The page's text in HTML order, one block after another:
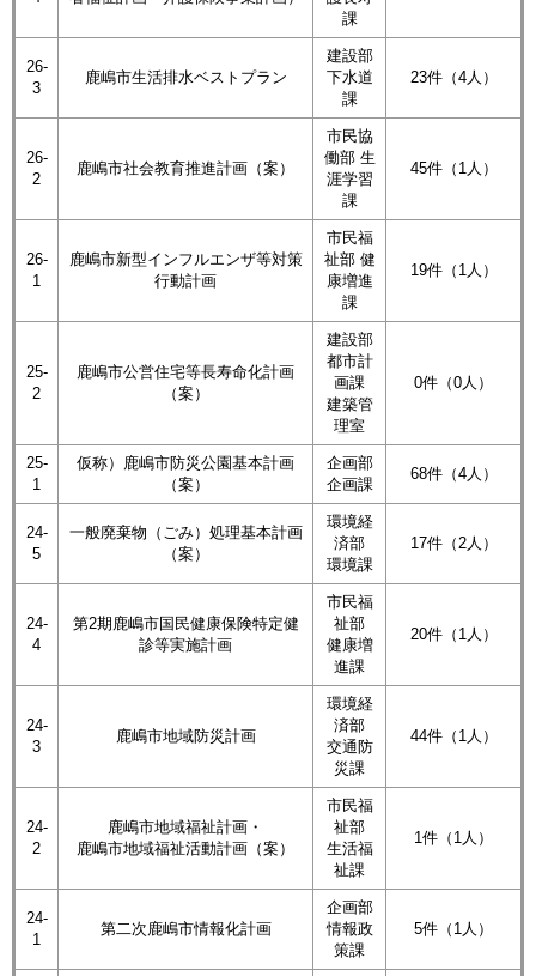
課
26-
3
鹿嶋市生活排水ベストプラン
建設部
下水道
課
23件（4人）
26-
2
鹿嶋市社会教育推進計画（案）
市民協
働部 生
涯学習
課
45件（1人）
26-
1
鹿嶋市新型インフルエンザ等対策
行動計画
市民福
祉部 健
康増進
課
19件（1人）
25-
2
鹿嶋市公営住宅等長寿命化計画
（案）
建設部
都市計
画課
建築管
理室
0件（0人）
25-
1
仮称）鹿嶋市防災公園基本計画
（案）
企画部
企画課
68件（4人）
24-
5
一般廃棄物（ごみ）処理基本計画
（案）
環境経
済部
環境課
17件（2人）
24-
4
第2期鹿嶋市国民健康保険特定健
診等実施計画
市民福
祉部
健康増
進課
20件（1人）
24-
3
鹿嶋市地域防災計画
環境経
済部
交通防
災課
44件（1人）
24-
2
鹿嶋市地域福祉計画・
鹿嶋市地域福祉活動計画（案）
市民福
祉部
生活福
祉課
1件（1人）
24-
1
第二次鹿嶋市情報化計画
企画部
情報政
策課
5件（1人）